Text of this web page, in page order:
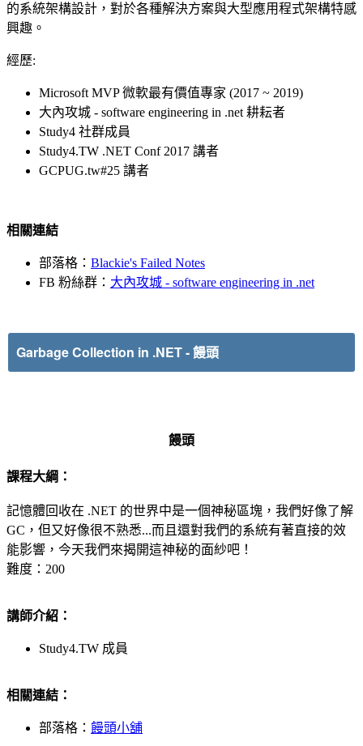
的系統架構設計，對於各種解決方案與大型應用程式架構特感
興趣。
經歷:
Microsoft MVP 微軟最有價值專家 (201 7 ~ 2019)
大內攻城 - software engineering in .net 耕耘者
Study4 社群成員
Study4.TW .NET Conf 2017 講者
GCPUG.tw#25 講者
相關連結
部落格： Blackie's Failed Notes
FB 粉絲群： 大內攻城 - software engineering in .net
Garbage Collection in .NET- 饅頭
饅頭
課程大綱：
記憶體回收在 .NET 的世界中是一個神秘區塊，我們好像了解
GC，但又好像很不熟悉...而且還對我們的系統有著直接的效
能影響，今天我們來揭開這神秘的面紗吧！
難度：200
講師介紹：
Study4.TW 成員
相關連結：
部落格： 饅頭小舖